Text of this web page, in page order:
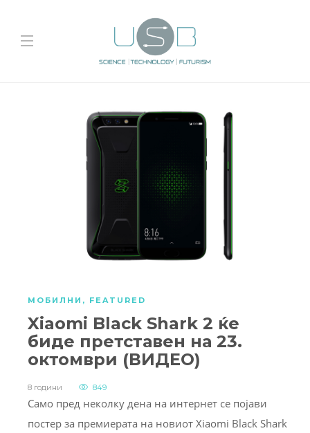
МОБИЛНИ , FEATURED
Xiaomi Black Shark 2 ќе
биде претставен на 23.
октомври (ВИДЕО)
8 години 849
Само пред неколку дена на интернет се појави
постер за премиерата на новиот Xiaomi Black Shark